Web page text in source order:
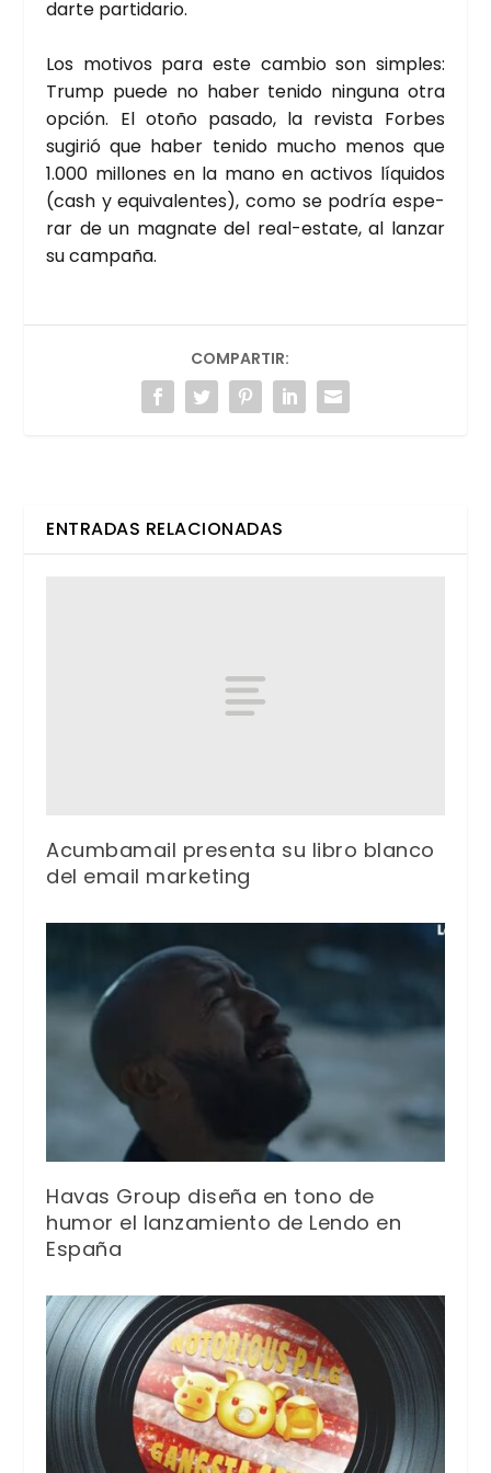
dar­te par­ti­da­rio.
Los moti­vos para este cam­bio son sim­ples:
Trump pue­de no haber teni­do nin­gu­na otra
opción. El oto­ño pasa­do, la revis­ta For­bes
sugi­rió que haber teni­do mucho menos que
1.000 millo­nes en la mano en acti­vos líqui­dos
(cash y equi­va­len­tes), como se podría espe­
rar de un mag­na­te del real-esta­te, al lan­zar
su cam­pa­ña.
COMPARTIR:
ENTRADAS RELACIONADAS
Acumbamail presenta su libro blanco
del email marketing
Havas Group diseña en tono de
humor el lanzamiento de Lendo en
España